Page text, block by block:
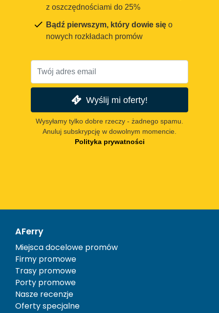
z oszczędnościami do 25%
Bądź pierwszym, który dowie się o
nowych rozkładach promów
Wyślij mi oferty!
Wysyłamy tylko dobre rzeczy - żadnego spamu.
Anuluj subskrypcję w dowolnym momencie.
Polityka prywatności
AFerry
Miejsca docelowe promów
Firmy promowe
Trasy promowe
Porty promowe
Nasze recenzje
Oferty specjalne